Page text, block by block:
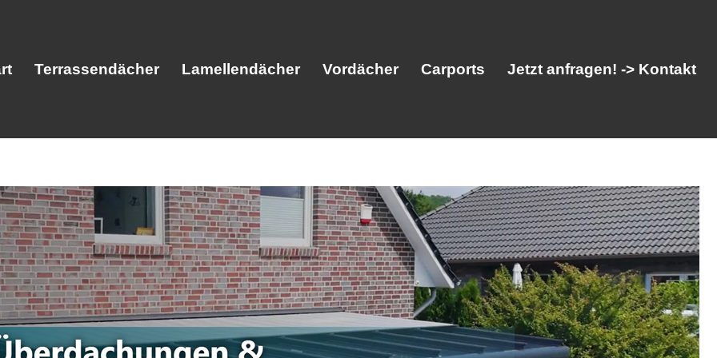
Terrassendächer Lamellendächer Vordächer Carports Jetzt anfragen! -> Kontakt